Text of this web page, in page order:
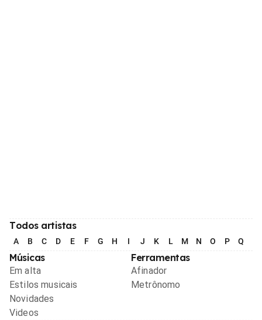
Todos artistas
A B C D E F G H I J K L M N O P Q
Músicas
Em alta
Estilos musicais
Novidades
Videos
Ferramentas
Afinador
Metrônomo